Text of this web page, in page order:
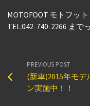
MOTOFOOT モトフット
TEL:042-740-2266 まで
PREVIOUS POST
(新車)2015年モデ
ン実施中！！